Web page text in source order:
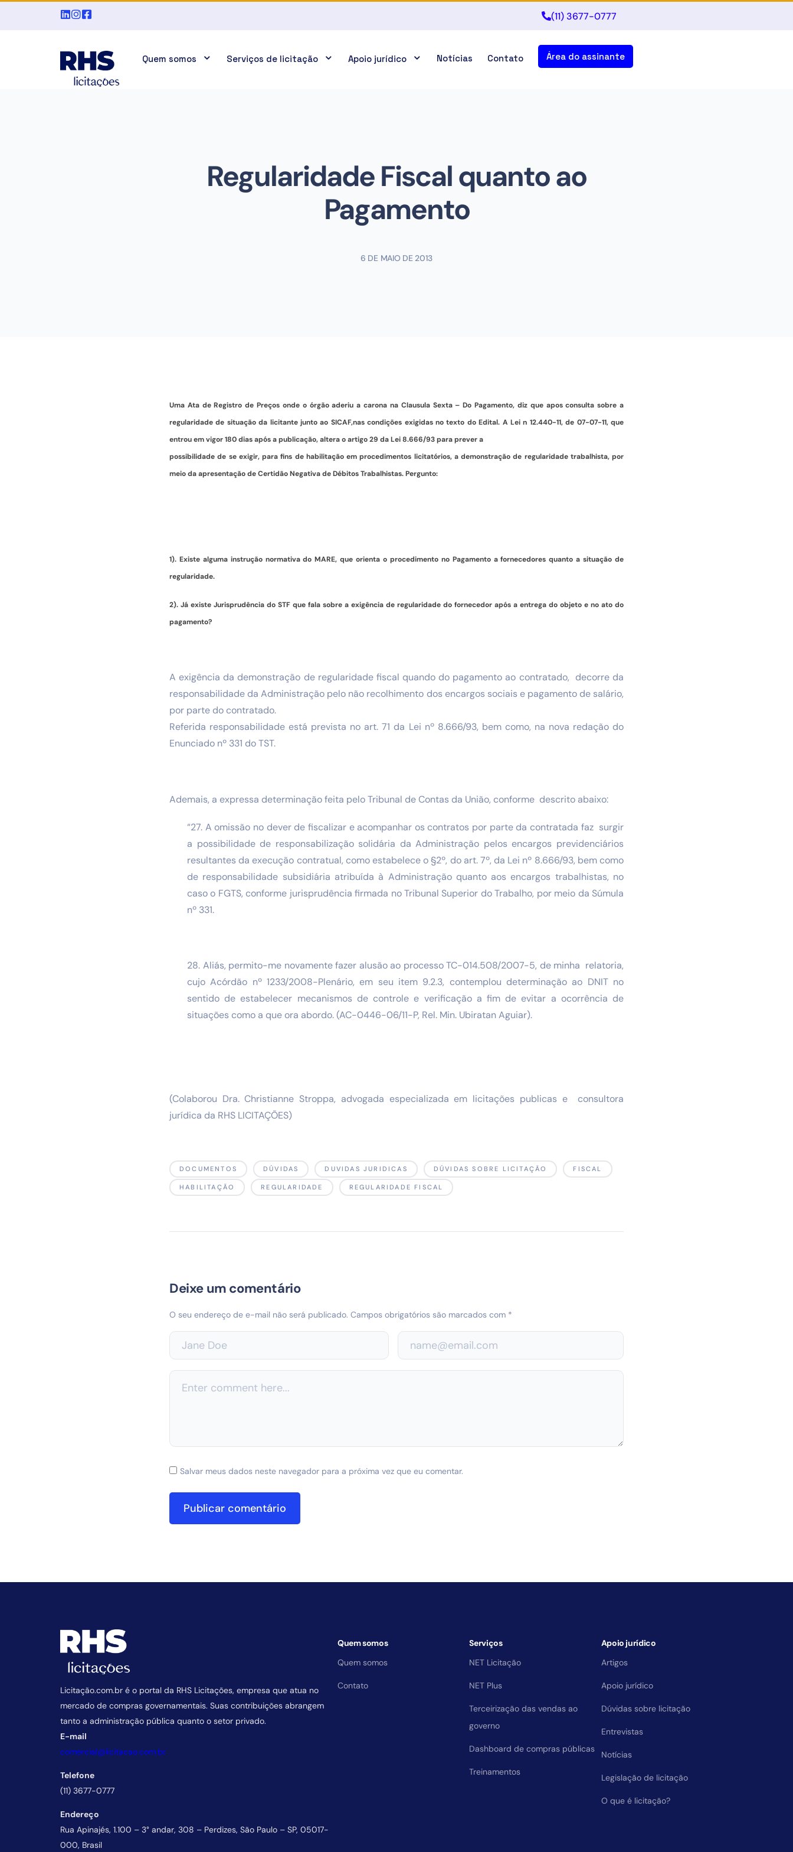
(11) 3677-0777
Quem somos Serviços de licitação Apoio jurídico Notícias Contato Área do assinante
Regularidade Fiscal quanto ao
Pagamento
6 DE MAIO DE 2013
Uma Ata de Registro de Preços onde o órgão aderiu a carona na Clausula Sexta – Do Pagamento, diz que apos consulta sobre a
regularidade de situação da licitante junto ao SICAF,nas condições exigidas no texto do Edital. A Lei n 12.440-11, de 07-07-11, que
entrou em vigor 180 dias após a publicação, altera o artigo 29 da Lei 8.666/93 para prever a
possibilidade de se exigir, para fins de habilitação em procedimentos licitatórios, a demonstração de regularidade trabalhista, por
meio da apresentação de Certidão Negativa de Débitos Trabalhistas. Pergunto:
1). Existe alguma instrução normativa do MARE, que orienta o procedimento no Pagamento a fornecedores quanto a situação de
regularidade.
2). Já existe Jurisprudência do STF que fala sobre a exigência de regularidade do fornecedor após a entrega do objeto e no ato do
pagamento?
A exigência da demonstração de regularidade fiscal quando do pagamento ao contratado, decorre da
responsabilidade da Administração pelo não recolhimento dos encargos sociais e pagamento de salário,
por parte do contratado.
Referida responsabilidade está prevista no art. 71 da Lei nº 8.666/93, bem como, na nova redação do
Enunciado nº 331 do TST.
Ademais, a expressa determinação feita pelo Tribunal de Contas da União, conforme descrito abaixo:
“27. A omissão no dever de fiscalizar e acompanhar os contratos por parte da contratada faz surgir
a possibilidade de responsabilização solidária da Administração pelos encargos previdenciários
resultantes da execução contratual, como estabelece o §2º, do art. 7º, da Lei nº 8.666/93, bem como
de responsabilidade subsidiária atribuída à Administração quanto aos encargos trabalhistas, no
caso o FGTS, conforme jurisprudência firmada no Tribunal Superior do Trabalho, por meio da Súmula
nº 331.
28. Aliás, permito-me novamente fazer alusão ao processo TC-014.508/2007-5, de minha relatoria,
cujo Acórdão nº 1233/2008-Plenário, em seu item 9.2.3, contemplou determinação ao DNIT no
sentido de estabelecer mecanismos de controle e verificação a fim de evitar a ocorrência de
situações como a que ora abordo. (AC-0446-06/11-P, Rel. Min. Ubiratan Aguiar).
(Colaborou Dra. Christianne Stroppa, advogada especializada em licitações publicas e consultora
jurídica da RHS LICITAÇÕES)
DOCUMENTOS DÚVIDAS DUVIDAS JURIDICAS DÚVIDAS SOBRE LICITAÇÃO FISCAL
HABILITAÇÃO REGULARIDADE REGULARIDADE FISCAL
Deixe um comentário
O seu endereço de e-mail não será publicado. Campos obrigatórios são marcados com *
Salvar meus dados neste navegador para a próxima vez que eu comentar.
Licitação.com.br é o portal da RHS Licitações, empresa que atua no
mercado de compras governamentais. Suas contribuições abrangem
tanto a administração pública quanto o setor privado.
E-mail
comercial@licitacao.com.br
Telefone
(11) 3677-0777
Endereço
Rua Apinajés, 1.100 – 3° andar, 308 – Perdizes, São Paulo – SP, 05017-
000, Brasil
Quem somos
Quem somos
Contato
Serviços
NET Licitação
NET Plus
Terceirização das vendas ao
governo
Dashboard de compras públicas
Treinamentos
Apoio jurídico
Artigos
Apoio jurídico
Dúvidas sobre licitação
Entrevistas
Notícias
Legislação de licitação
O que é licitação?